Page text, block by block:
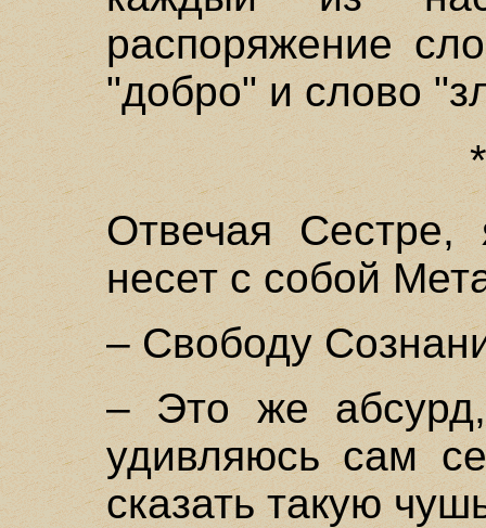
распоряжение
"добро" и слово
Отвечая
несет с собой
– Свободу
– Это же
удивляюсь сам
сказать такую